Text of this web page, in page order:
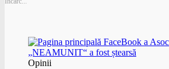
Opinii